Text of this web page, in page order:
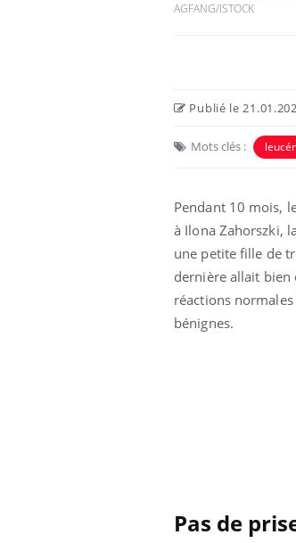
AGFANG/ISTOCK
Publié le
Mots clés :
Pendant 10 mois,
à Ilona Zahorszki,
une petite fille de
dernière allait bien
réactions
bénignes.
Pas de
Il y a des sujets qui sont
d'autres non ! D'un côté,
questions sur la maladie d'un